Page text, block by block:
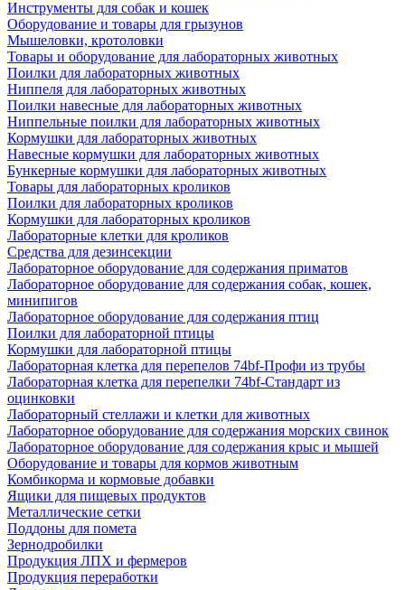
Инструменты для собак и кошек
Оборудование и товары для грызунов
Мышеловки, кротоловки
Товары и оборудование для лабораторных животных
Поилки для лабораторных животных
Ниппеля для лабораторных животных
Поилки навесные для лабораторных животных
Ниппельные поилки для лабораторных животных
Кормушки для лабораторных животных
Навесные кормушки для лабораторных животных
Бункерные кормушки для лабораторных животных
Товары для лабораторных кроликов
Поилки для лабораторных кроликов
Кормушки для лабораторных кроликов
Лабораторные клетки для кроликов
Средства для дезинсекции
Лабораторное оборудование для содержания приматов
Лабораторное оборудование для содержания собак, кошек,
минипигов
Лабораторное оборудование для содержания птиц
Поилки для лабораторной птицы
Кормушки для лабораторной птицы
Лабораторная клетка для перепелов 74bf-Профи из трубы
Лабораторная клетка для перепелки 74bf-Стандарт из
оцинковки
Лабораторный стеллажи и клетки для животных
Лабораторное оборудование для содержания морских свинок
Лабораторное оборудование для содержания крыс и мышей
Оборудование и товары для кормов животным
Комбикорма и кормовые добавки
Ящики для пищевых продуктов
Металлические сетки
Поддоны для помета
Зернодробилки
Продукция ЛПХ и фермеров
Продукция переработки